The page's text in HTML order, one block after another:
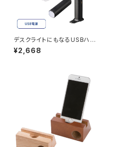
デスクライトにもなるUSBハン
ディライト（チャージャー機能付）
MG
¥2,668